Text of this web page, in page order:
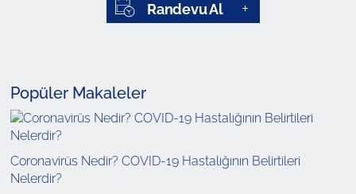
Randevu Al
Popüler Makaleler
Coronavirüs Nedir? COVID-19 Hastalığının Belirtileri
Nelerdir?